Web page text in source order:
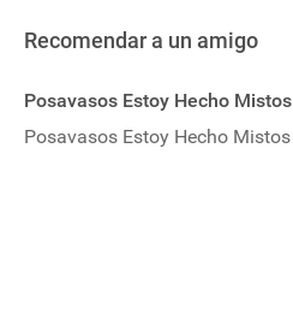
Recomendar a un amigo
Posavasos Estoy Hecho Mistos
Posavasos Estoy Hecho Mistos